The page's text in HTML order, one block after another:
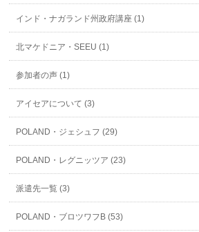
インド・ナガランド州政府講座 (1)
北マケドニア・SEEU (1)
参加者の声 (1)
アイセアについて (3)
POLAND・ジェシュフ (29)
POLAND・レグニッツア (23)
派遣先一覧 (3)
POLAND・ブロツワフB (53)